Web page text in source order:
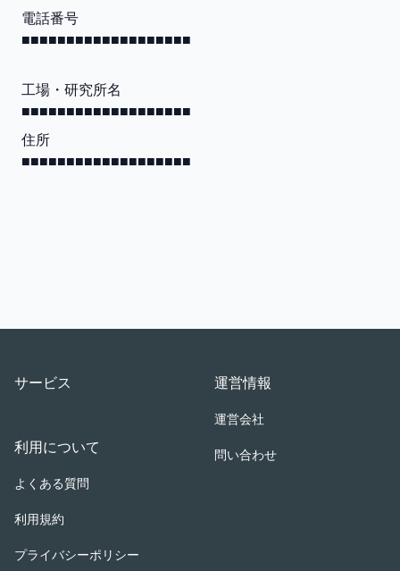
電話番号
■■■■■■■■■■■■■■■■■■■
工場・研究所名
■■■■■■■■■■■■■■■■■■■
住所
■■■■■■■■■■■■■■■■■■■
サービス
利用について
よくある質問
利用規約
プライバシーポリシー
運営情報
運営会社
問い合わせ